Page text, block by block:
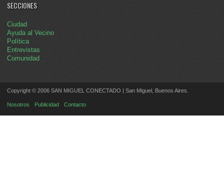
SECCIONES
Ciudad
Ayuda al Vecino
Política
Entrevistas
Comunidad
Copyright © 2006 SAN MIGUEL CONECTADO | San Miguel, Buenos Aires.
Nosotros Publicidad Contacto